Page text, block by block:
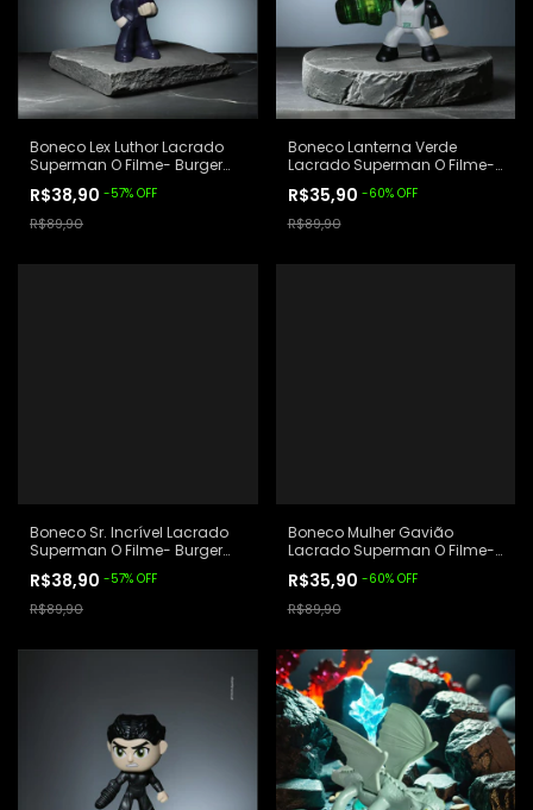
Boneco Lex Luthor Lacrado
Superman O Filme- Burger
R$38,90 -57% OFF
R$89,90
Boneco Lanterna Verde
Lacrado Superman O Filme-
R$35,90 -60% OFF
R$89,90
Boneco Sr. Incrível Lacrado
Superman O Filme- Burger
R$38,90 -57% OFF
R$89,90
Boneco Mulher Gavião
Lacrado Superman O Filme-
R$35,90 -60% OFF
R$89,90